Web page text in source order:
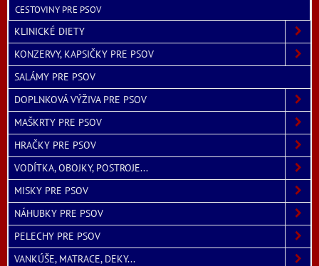
CESTOVINY PRE PSOV
KLINICKÉ DIETY
KONZERVY, KAPSIČKY PRE PSOV
SALÁMY PRE PSOV
DOPLNKOVÁ VÝŽIVA PRE PSOV
MAŠKRTY PRE PSOV
HRAČKY PRE PSOV
VODÍTKA, OBOJKY, POSTROJE...
MISKY PRE PSOV
NÁHUBKY PRE PSOV
PELECHY PRE PSOV
VANKÚŠE, MATRACE, DEKY...